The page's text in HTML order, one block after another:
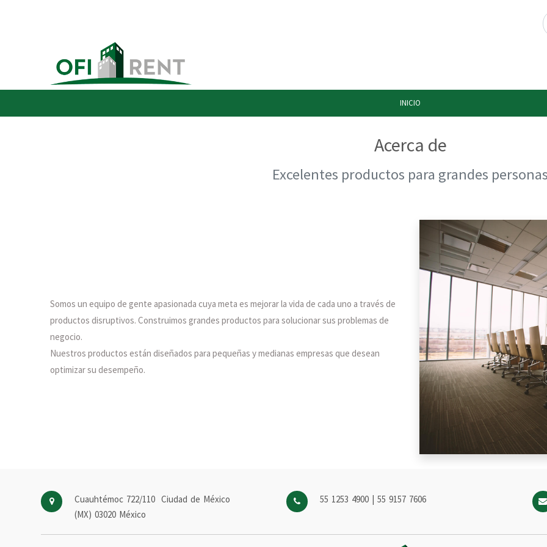
INICIO
Acerca de
Excelentes productos para grandes
Somos un equipo de gente apasionada cuya meta es mejorar la vida de cada uno a través de
productos disruptivos. Construimos grandes productos para solucionar sus problemas de
negocio.
Nuestros productos están diseñados para pequeñas y medianas empresas que desean
optimizar su desempeño.
Cuauhtémoc 722/110 Ciudad de México
(MX) 03020 México
55 1253 4900 | 55 9157 7606